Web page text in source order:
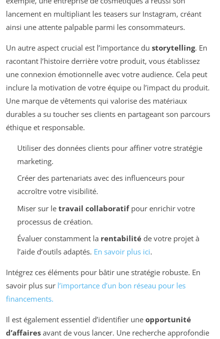
lancement en multipliant les teasers sur Instagram, créant
ainsi une attente palpable parmi les consommateurs.
Un autre aspect crucial est l’importance du storytelling. En
racontant l’histoire derrière votre produit, vous établissez
une connexion émotionnelle avec votre audience. Cela peut
inclure la motivation de votre équipe ou l’impact du produit.
Une marque de vêtements qui valorise des matériaux
durables a su toucher ses clients en partageant son parcours
éthique et responsable.
Utiliser des données clients pour affiner votre stratégie
marketing.
Créer des partenariats avec des influenceurs pour
accroître votre visibilité.
Miser sur le travail collaboratifpour enrichir votre
processus de création.
Évaluer constamment la rentabilitéde votre projet à
l’aide d’outils adaptés. En savoir plus ici.
Intégrez ces éléments pour bâtir une stratégie robuste. En
savoir plus sur l’importance d’un bon réseau pour les
financements.
Il est également essentiel d’identifier une opportunité
d’affaires avant de vous lancer. Une recherche approfondie